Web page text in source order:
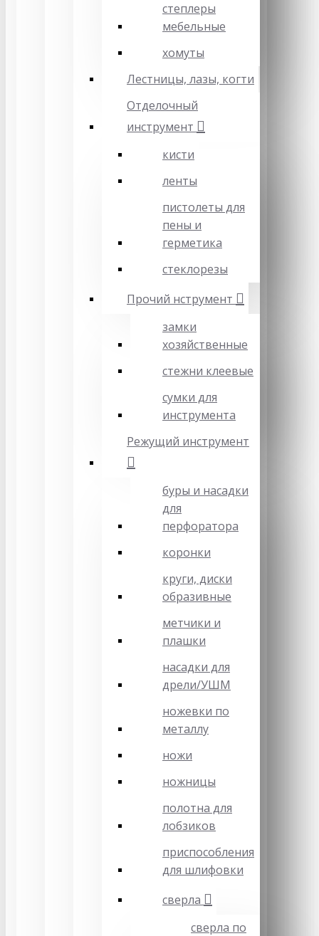
степлеры
мебельные
хомуты
Лестницы, лазы, когти
Отделочный
инструмент
кисти
ленты
пистолеты для
пены и
герметика
стеклорезы
Прочий нструмент
замки
хозяйственные
стежни клеевые
сумки для
инструмента
Режущий инструмент
буры и насадки
для
перфоратора
коронки
круги, диски
образивные
метчики и
плашки
насадки для
дрели/УШМ
ножевки по
металлу
ножи
ножницы
полотна для
лобзиков
приспособления
для шлифовки
сверла
сверла по